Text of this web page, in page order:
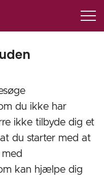
du ikke har
ikke tilbyde dig et
du starter med at
kan hjælpe dig